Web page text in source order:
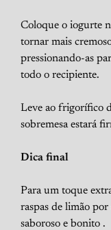
Coloque o iogurte
tornar mais
pressionando-as
todo o recipiente.
Leve ao frigorífico
sobremesa estará
Dica final
Para um toque
raspas de limão
saboroso e bonito .